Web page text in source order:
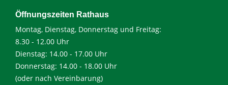
Öffnungszeiten Rathaus
Montag, Dienstag, Donnerstag und Freitag:
8.30 - 12.00 Uhr
Dienstag: 14.00 - 17.00 Uhr
Donnerstag: 14.00 - 18.00 Uhr
(oder nach Vereinbarung)